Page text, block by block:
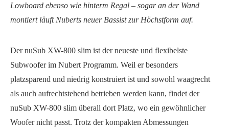
Lowboard ebenso wie hinterm Regal – sogar an der Wand
montiert läuft Nuberts neuer Bassist zur Höchstform auf.
Der nuSub XW-800 slim ist der neueste und flexibelste
Subwoofer im Nubert Programm. Weil er besonders
platzsparend und niedrig konstruiert ist und sowohl waagrecht
als auch aufrechtstehend betrieben werden kann, findet der
nuSub XW-800 slim überall dort Platz, wo ein gewöhnlicher
Woofer nicht passt. Trotz der kompakten Abmessungen